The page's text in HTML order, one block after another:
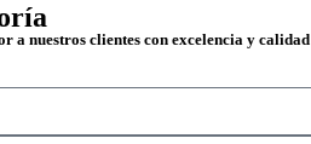
nuestros clientes con excelencia y calidad